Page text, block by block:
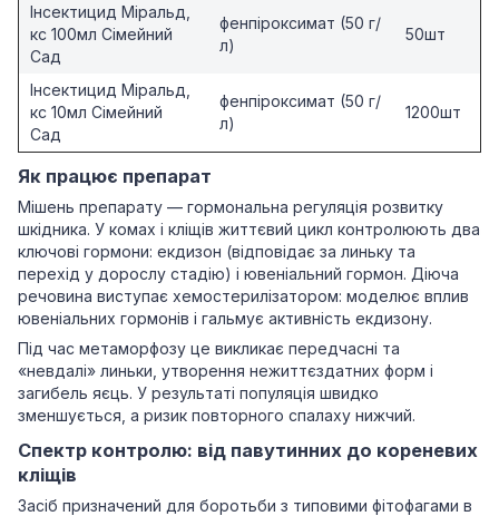
Інсектицид Міральд,
кс 100мл Сімейний
Сад
фенпіроксимат (50 г/
л)
50шт
Інсектицид Міральд,
кс 10мл Сімейний
Сад
фенпіроксимат (50 г/
л)
1200шт
Як працює препарат
Мішень препарату — гормональна регуляція розвитку
шкідника. У комах і кліщів життєвий цикл контролюють два
ключові гормони: екдизон (відповідає за линьку та
перехід у дорослу стадію) і ювеніальний гормон. Діюча
речовина виступає хемостерилізатором: моделює вплив
ювеніальних гормонів і гальмує активність екдизону.
Під час метаморфозу це викликає передчасні та
«невдалі» линьки, утворення нежиттєздатних форм і
загибель яєць. У результаті популяція швидко
зменшується, а ризик повторного спалаху нижчий.
Спектр контролю: від павутинних до кореневих
кліщів
Засіб призначений для боротьби з типовими фітофагами в